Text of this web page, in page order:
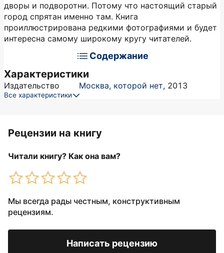
дворы и подворотни. Потому что настоящий старый
город спрятан именно там. Книга
проиллюстрирована редкими фотографиями и будет
интересна самому широкому кругу читателей.
Содержание
Характеристики
Издательство Москва, которой нет, 2013
Все характеристики
Рецензии на книгу
Читали книгу? Как она вам?
Мы всегда рады честным, конструктивным
рецензиям.
Написать рецензию